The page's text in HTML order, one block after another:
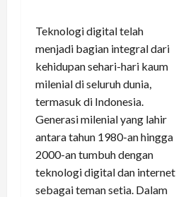
Teknologi digital telah
menjadi bagian integral dari
kehidupan sehari-hari kaum
milenial di seluruh dunia,
termasuk di Indonesia.
Generasi milenial yang lahir
antara tahun 1980-an hingga
2000-an tumbuh dengan
teknologi digital dan internet
sebagai teman setia. Dalam